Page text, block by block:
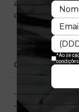
adjustable, que
com muito
- Aba Curva
- Fechamento